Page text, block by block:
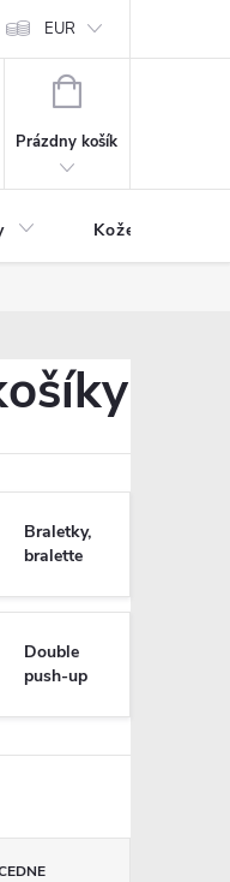
EUR
NÁKUPNÝ
Prázdny košík
Kožený tovar
Braletky,
bralette
Double
push-up